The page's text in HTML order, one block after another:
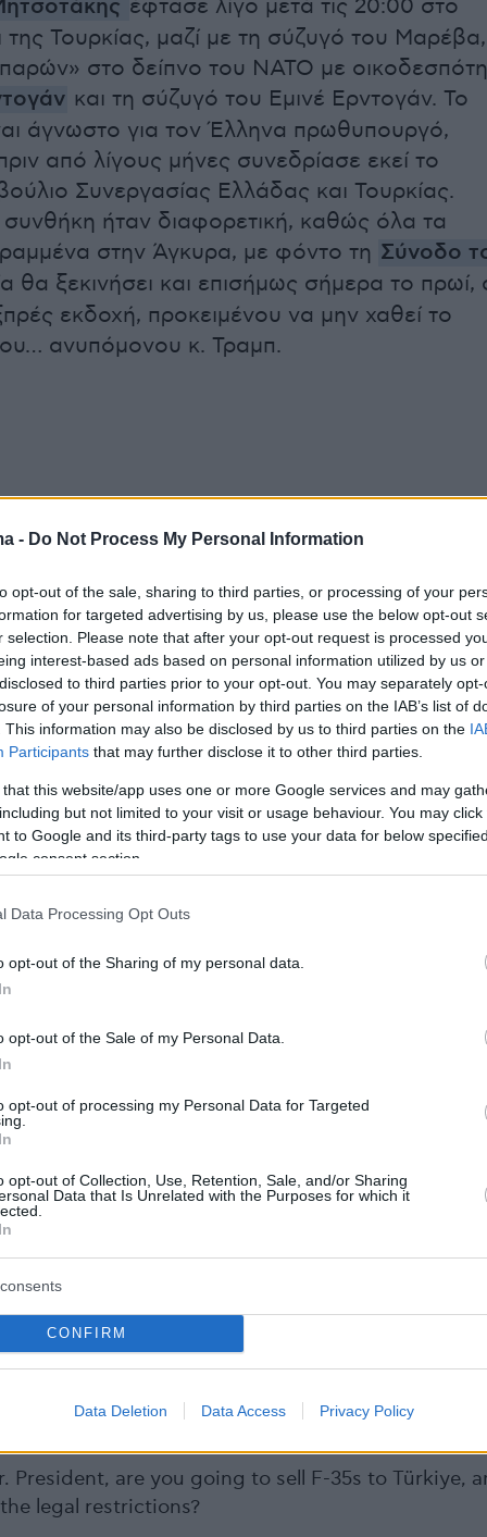
- Do Not Process My Personal Information
opt-out of the sale, sharing to third parties, or processing of your
for targeted advertising by us, please use the below opt-out
selection. Please note that after your opt-out request is processed
interest-based ads based on personal information utilized by us
to third parties prior to your opt-out. You may separately
of your personal information by third parties on the IAB’s list of
This information may also be disclosed by us to third parties on the
Participants that may further disclose it to other third parties.
that this website/app uses one or more Google services and may
but not limited to your visit or usage behaviour. You may
to Google and its third-party tags to use your data for below
consent section.
Data Processing Opt Outs
opt-out of the Sharing of my personal data.
opt-out of the Sale of my Personal Data.
opt-out of processing my Personal Data for Targeted
opt-out of Collection, Use, Retention, Sale, and/or Sharing
Data that Is Unrelated with the Purposes for which it
CONFIRM
Data Deletion Data Access Privacy Policy
έφτασε λίγο μετά τις 20:00 στο
Τουρκίας, μαζί με τη σύζυγό του Μαρέβα,
στο δείπνο του ΝΑΤΟ με οικοδεσπότη
και τη σύζυγό του Εμινέ Ερντογάν. Το
άγνωστο για τον Έλληνα πρωθυπουργό,
από λίγους μήνες συνεδρίασε εκεί το
Συνεργασίας Ελλάδας και Τουρκίας.
ήταν διαφορετική, καθώς όλα τα
στην Άγκυρα, με φόντο τη Σύνοδο
θα ξεκινήσει και επισήμως σήμερα το πρωί,
εκδοχή, προκειμένου να μην χαθεί το
ανυπόμονου κ. Τραμπ.
εδεσμάτων που ήταν πλούσια και
που είναι αρκετά σε αυτές τις
και οι συζητήσεις των ηγετών είναι πιο
ο κ. Μητσοτάκης εμφανίστηκε με
του ηγέτη μιας χώρας που ανταποκρίνεται
στόχους για τις αμυντικές δαπάνες ως
που έχει θέσει η Συμμαχία. Πέρυσι, στη
που συνδέονται με την άμυνα) και η Ελλάδα
είναι ακριβώς σε αυτό το σημείο μαζί με
τρεις χώρες της Βαλτικής.
πάντως ότι η Αθήνα είχε στραμμένες τις
θα γινόταν μπροστά και πίσω από τις
άρσης των αμερικανικών κυρώσεων
κάποιων αμερικανικών αεροσκαφών
F-
ο κ Τραμπ εμφανίστηκε κάπως πιο
σε αντίθεση με τις κυρώσεις που
δεν πρέπει να υπάρχουν κυρώσεις σε
που απευθυνόταν κυρίως προς το
απαιτείται πλειοψηφία 2/3, προκειμένου να
κατά την πρώτη προεδρία Τραμπ.
President, are you going to sell F-35s to Türkiye,
legal restrictions?